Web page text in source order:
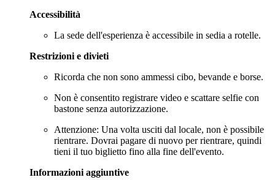
Accessibilità
La sede dell'esperienza è accessibile in sedia a rotelle.
Restrizioni e divieti
Ricorda che non sono ammessi cibo, bevande e borse.
Non è consentito registrare video e scattare selfie con
bastone senza autorizzazione.
Attenzione: Una volta usciti dal locale, non è possibile
rientrare. Dovrai pagare di nuovo per rientrare, quindi
tieni il tuo biglietto fino alla fine dell'evento.
Informazioni aggiuntive